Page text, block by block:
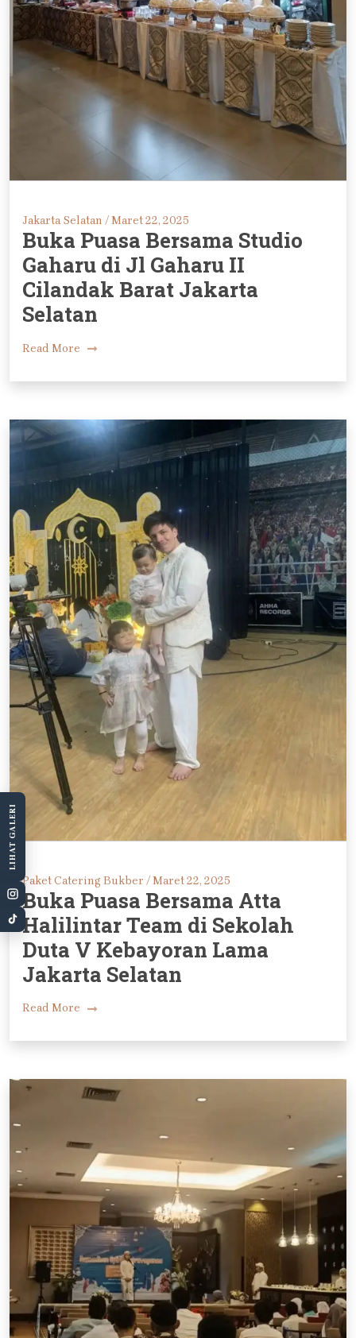
Jakarta Selatan /Maret 22, 2025
Buka Puasa Bersama Studio
Gaharu di Jl Gaharu II
Cilandak Barat Jakarta
Selatan
Read More
Paket Catering Bukber /Maret 22, 2025
Buka Puasa Bersama Atta
Halilintar Team di Sekolah
Duta V Kebayoran Lama
Jakarta Selatan
Read More
LIHAT GALERI